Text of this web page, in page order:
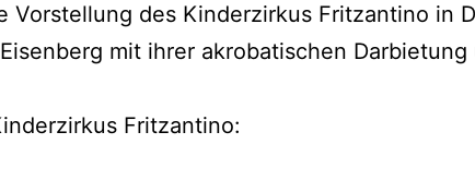
Vor­stel­lung des Kin­der­zir­kus Fritz­an­ti­no
mit ihrer akro­ba­ti­schen
Fritzantino: